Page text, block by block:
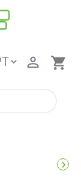
shopping_cart

